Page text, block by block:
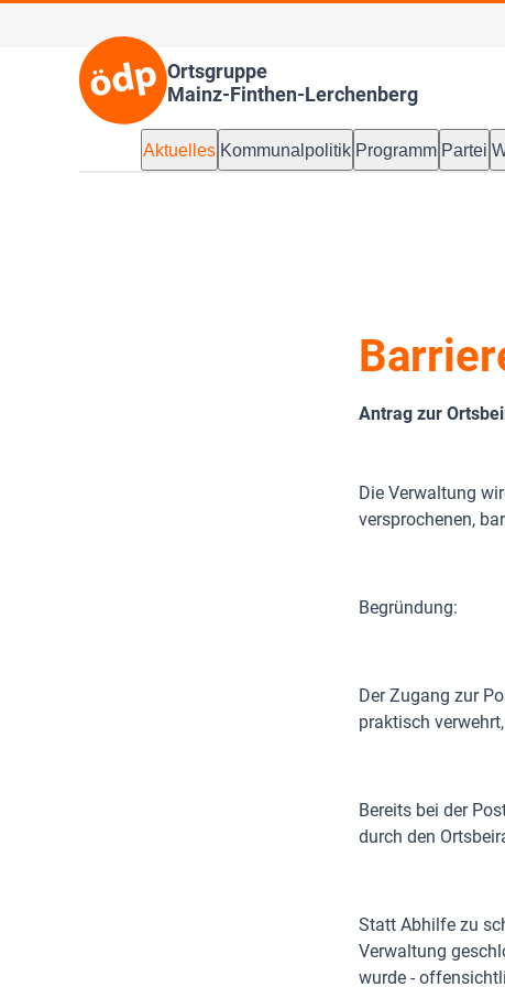
Ortsgruppe
Mainz-Finthen-Lerchenberg
Aktuelles Kommunalpolitik Programm Partei
Antrag zur
Die Verwaltung
versprochenen,
Begründung:
Der Zugang zur
praktisch
Bereits bei der
durch den
Statt Abhilfe zu
Verwaltung
wurde -